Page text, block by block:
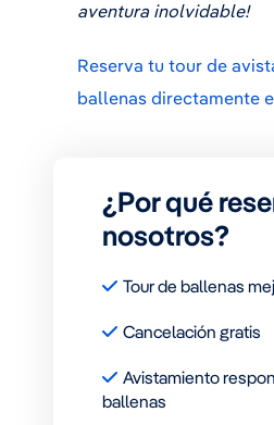
aventura inolvidable!
Reserva tu tour de
ballenas directamente
¿Por qué
nosotros?
Tour de ballenas
Cancelación gratis
Avistamiento
ballenas